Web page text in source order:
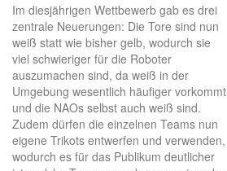
Im diesjährigen Wettbewerb gab es drei
zentrale Neuerungen: Die Tore sind nun
weiß statt wie bisher gelb, wodurch sie
viel schwieriger für die Roboter
auszumachen sind, da weiß in der
Umgebung wesentlich häufiger vorkommt
und die NAOs selbst auch weiß sind.
Zudem dürfen die einzelnen Teams nun
eigene Trikots entwerfen und verwenden,
wodurch es für das Publikum deutlicher